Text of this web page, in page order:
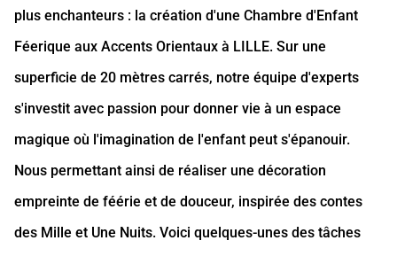
plus enchanteurs : la création d'une Chambre d'Enfant
Féerique aux Accents Orientaux à LILLE. Sur une
superficie de 20 mètres carrés, notre équipe d'experts
s'investit avec passion pour donner vie à un espace
magique où l'imagination de l'enfant peut s'épanouir.
Nous permettant ainsi de réaliser une décoration
empreinte de féérie et de douceur, inspirée des contes
des Mille et Une Nuits. Voici quelques-unes des tâches